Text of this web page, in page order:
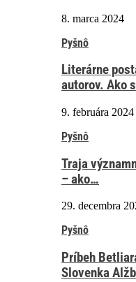
8. marca 2024
Pyšnô
Literárne
autorov. Ako
9. februára 2024
Pyšnô
Traja
– ako…
29. decembra
Pyšnô
Príbeh
Slovenka